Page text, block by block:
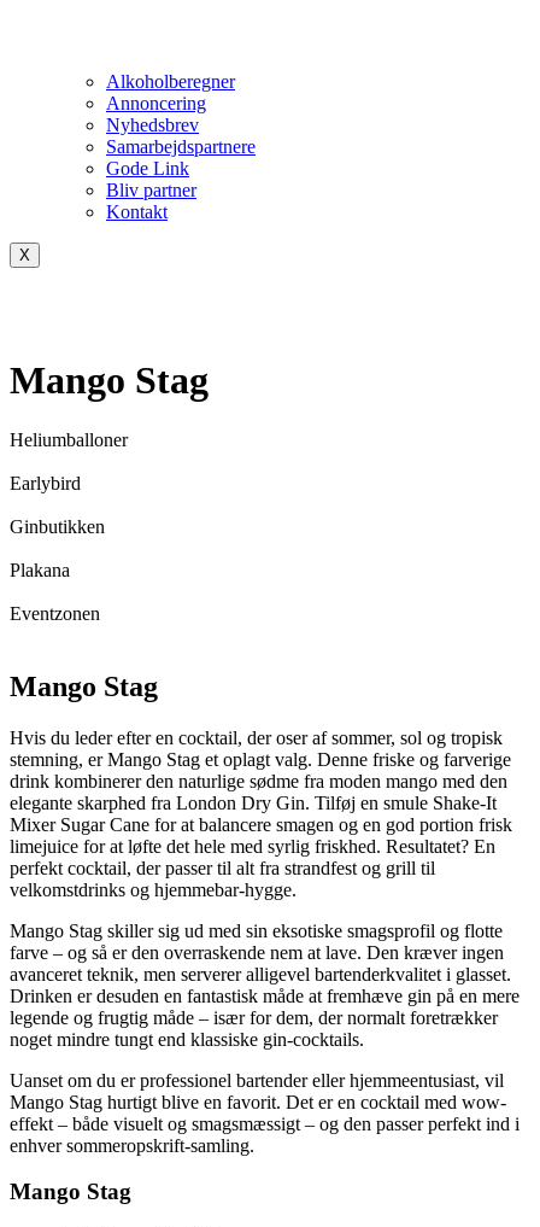
Alkoholberegner
Annoncering
Nyhedsbrev
Samarbejdspartnere
Gode Link
Bliv partner
Kontakt
X
Mango Stag
Heliumballoner
Earlybird
Ginbutikken
Plakana
Eventzonen
Mango Stag
Hvis du leder efter en cocktail, der oser af sommer, sol og tropisk
stemning, er Mango Stag et oplagt valg. Denne friske og farverige
drink kombinerer den naturlige sødme fra moden mango med den
elegante skarphed fra London Dry Gin. Tilføj en smule Shake-It
Mixer Sugar Cane for at balancere smagen og en god portion frisk
limejuice for at løfte det hele med syrlig friskhed. Resultatet? En
perfekt cocktail, der passer til alt fra strandfest og grill til
velkomstdrinks og hjemmebar-hygge.
Mango Stag skiller sig ud med sin eksotiske smagsprofil og flotte
farve – og så er den overraskende nem at lave. Den kræver ingen
avanceret teknik, men serverer alligevel bartenderkvalitet i glasset.
Drinken er desuden en fantastisk måde at fremhæve gin på en mere
legende og frugtig måde – især for dem, der normalt foretrækker
noget mindre tungt end klassiske gin-cocktails.
Uanset om du er professionel bartender eller hjemmeentusiast, vil
Mango Stag hurtigt blive en favorit. Det er en cocktail med wow-
effekt – både visuelt og smagsmæssigt – og den passer perfekt ind i
enhver sommeropskrift-samling.
Mango Stag